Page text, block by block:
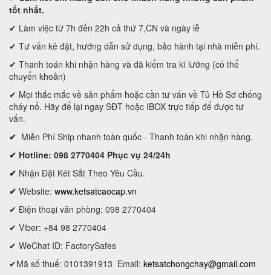
tốt nhất.
✔ Làm việc từ 7h đến 22h cả thứ 7,CN và ngày lễ
✔ Tư vấn kê đặt, hướng dẫn sử dụng, bảo hành tại nhà miễn phí.
✔ Thanh toán khi nhận hàng và đã kiểm tra kĩ lưỡng (có thể
chuyển khoản)
✔ Mọi thắc mắc về sản phẩm hoặc cần tư vấn về Tủ Hồ Sơ chống
cháy nổ. Hãy để lại ngay SĐT hoặc IBOX trực tiếp để được tư
vấn.
✔ Miễn Phí Ship nhanh toàn quốc - Thanh toán khi nhận hàng.
✔ Hotline: 098 2770404 Phục vụ 24/24h
✔ Nhận Đặt Két Sắt Theo Yêu Cầu.
✔ Website: www.ketsatcaocap.vn
✔ Điện thoại văn phòng: 098 2770404
✔ Viber: +84 98 2770404
✔ WeChat ID: FactorySafes
✔Mã số thuế: 0101391913 Email: ketsatchongchay@gmail.com